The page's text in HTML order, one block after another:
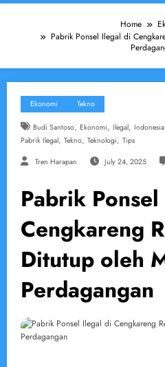
Home
Pabrik Ponsel Ilegal di
Ekonomi Tekno
Budi Santoso, Ekonomi, Ilegal, Indonesia
Pabrik Ilegal, Tekno, Teknologi, Tips
Tren Harapan July 24, 2025
Pabrik
Cengkareng
Ditutup oleh
Perdagangan